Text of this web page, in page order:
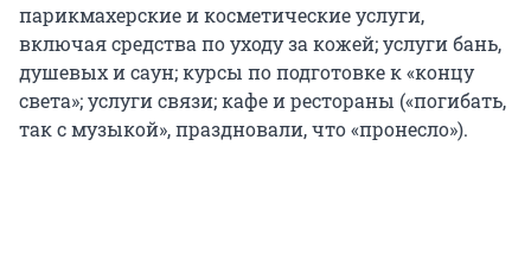
парикмахерские и косметические услуги,
включая средства по уходу за кожей; услуги бань,
душевых и саун; курсы по подготовке к «концу
света»; услуги связи; кафе и рестораны («погибать,
так с музыкой», праздновали, что «пронесло»).